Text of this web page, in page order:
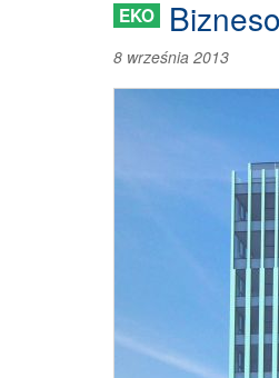
EKO
8 września 2013